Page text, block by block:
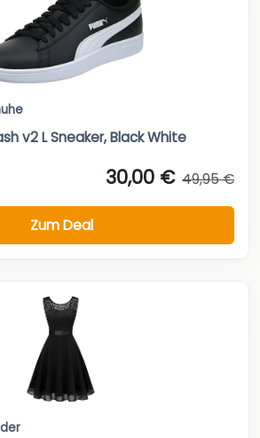
v2 L Sneaker, Black White
30,00 € 49,95 €
Zum Deal